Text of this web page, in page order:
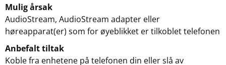
Mulig årsak
AudioStream, AudioStream adapter eller
høreapparat(er) som for øyeblikket er tilkoblet telefonen
Anbefalt tiltak
Koble fra enhetene på telefonen din eller slå av